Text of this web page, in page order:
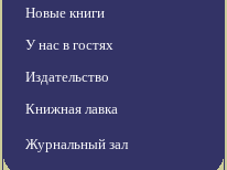
Новые книги
У нас в гостях
Издательство
Книжная лавка
Журнальный зал